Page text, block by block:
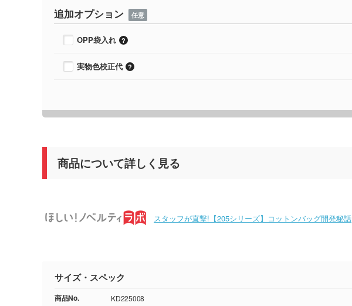
追加オプション 任意
OPP袋入れ
実物色校正代
商品について詳しく見る
スタッフが直撃!【205シリーズ】コットンバッグ開発秘話
サイズ・スペック
商品No. KD225008